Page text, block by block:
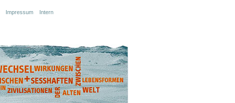
Impressum Intern